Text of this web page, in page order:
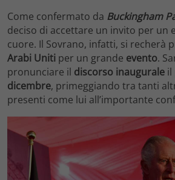
Come confermato da Buckingham
deciso di accettare un invito per un
cuore. Il Sovrano, infatti, si recherà
Arabi Uniti per un grande evento.
pronunciare il discorso inaugurale il
dicembre, primeggiando tra tanti
presenti come lui all’importante